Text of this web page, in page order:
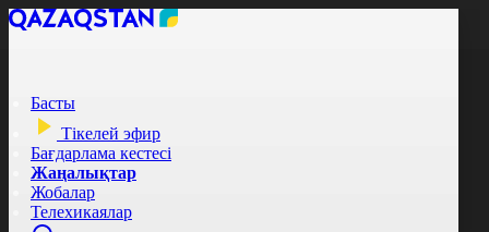
Басты
Тікелей эфир
Бағдарлама кестесі
Жаңалықтар
Жобалар
Телехикаялар